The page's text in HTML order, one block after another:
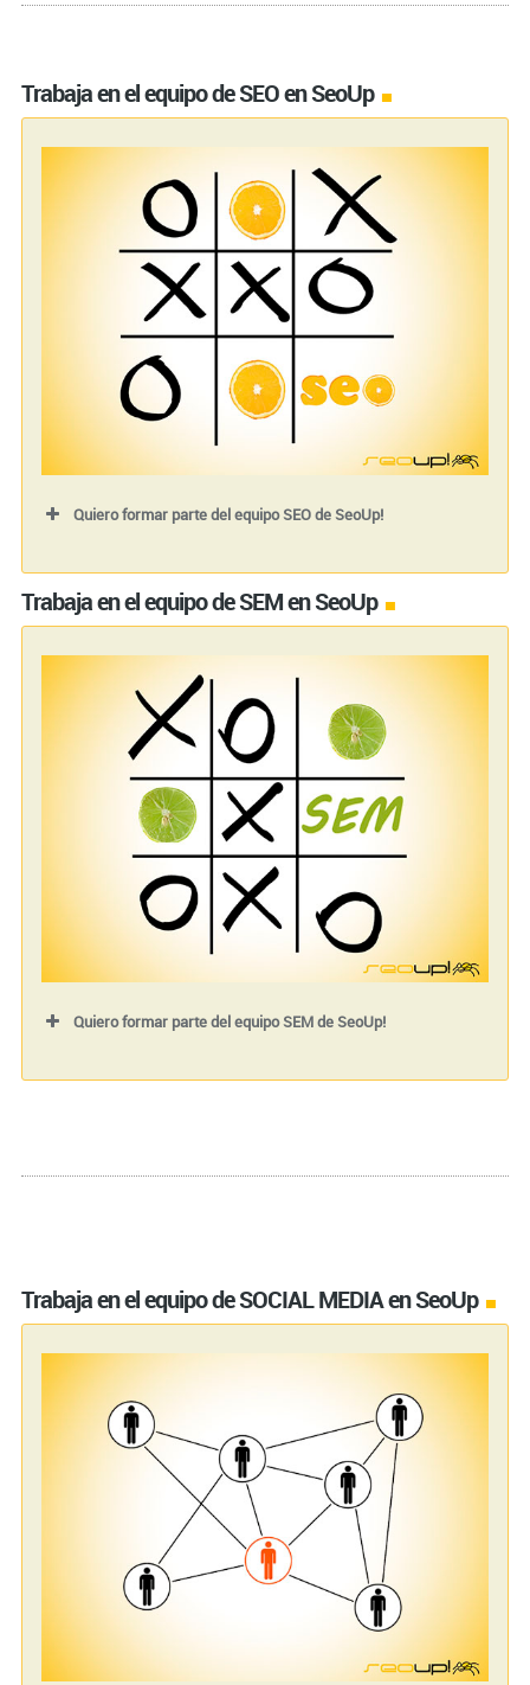
Trabaja en el equipo de SEO en SeoUp
Quiero formar parte del equipo SEO de SeoUp!
Nombre (requerido)
Tu correo electrónico (requerido)
Tu teléfono (requerido)
Trabaja en el equipo de SEM en SeoUp
Quiero formar parte del equipo SEM de SeoUp!
Tu teléfono (requerido)
Trabaja en el equipo de SOCIAL MEDIA en SeoUp